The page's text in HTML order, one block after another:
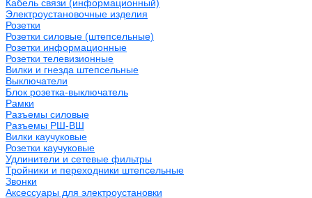
Кабель связи (информационный)
Электроустановочные изделия
Розетки
Розетки силовые (штепсельные)
Розетки информационные
Розетки телевизионные
Вилки и гнезда штепсельные
Выключатели
Блок розетка-выключатель
Рамки
Разъемы силовые
Разъемы РШ-ВШ
Вилки каучуковые
Розетки каучуковые
Удлинители и сетевые фильтры
Тройники и переходники штепсельные
Звонки
Аксессуары для электроустановки